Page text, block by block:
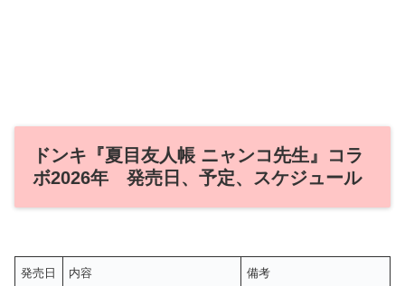
ドンキ『夏目友人帳 ニャンコ先生』コラ
ボ2026年 発売日、予定、スケジュール
発売日 内容 備考